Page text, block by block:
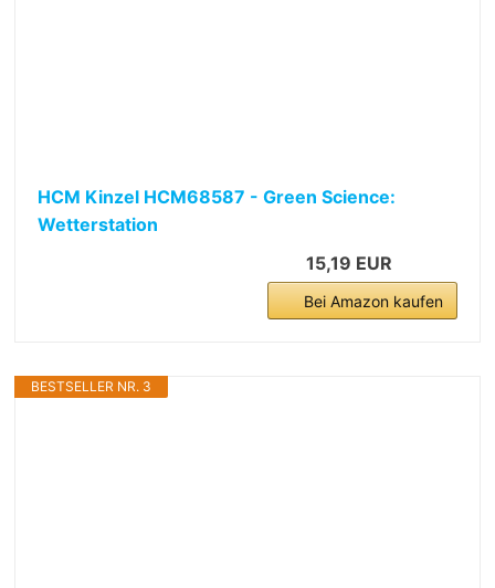
HCM Kinzel HCM68587 - Green Science:
Wetterstation
15,19 EUR
Bei Amazon kaufen
BESTSELLER NR. 3